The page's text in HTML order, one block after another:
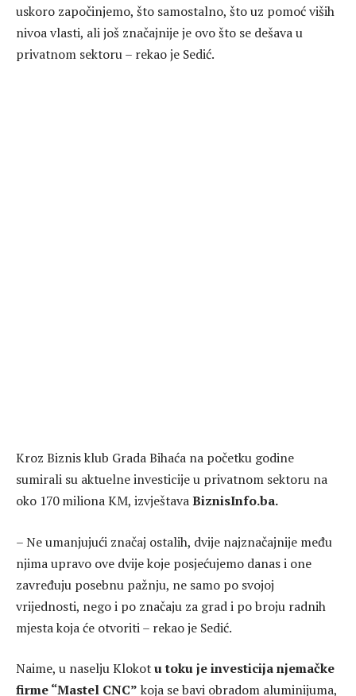
uskoro započinjemo, što samostalno, što uz pomoć viših
nivoa vlasti, ali još značajnije je ovo što se dešava u
privatnom sektoru – rekao je Sedić.
Kroz Biznis klub Grada Bihaća na početku godine
sumirali su aktuelne investicije u privatnom sektoru na
oko 170 miliona KM, izvještavaBiznisInfo.ba.
– Ne umanjujući značaj ostalih, dvije najznačajnije među
njima upravo ove dvije koje posjećujemo danas i one
zavređuju posebnu pažnju, ne samo po svojoj
vrijednosti, nego i po značaju za grad i po broju radnih
mjesta koja će otvoriti – rekao je Sedić.
Naime, u naselju Klokotu toku je investicija njemačke
firme “Mastel CNC” koja se bavi obradom aluminijuma,